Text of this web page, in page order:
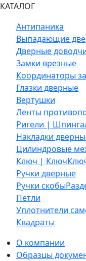
КАТАЛОГ
Антипаника
Выпадающие
Дверные
Замки врезные
Координаторы
Глазки дверные
Вертушки
Ленты
Ригели |
Накладки
Цилиндровые
Ключ | Ключ
Ручки дверные
Ручки скобы
Петли
Уплотнители
Квадраты
О компании
Образцы